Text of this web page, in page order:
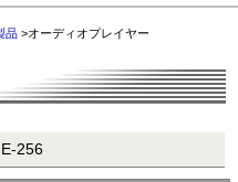
品 >オーディオプレイヤー
256